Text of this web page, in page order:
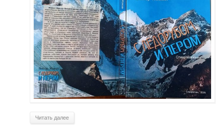
Читать далее